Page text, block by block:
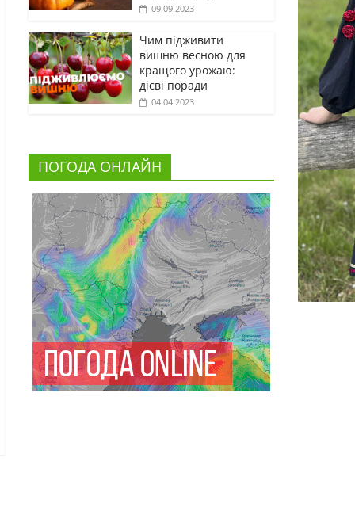
09.09.2023
Чим підживити
вишню весною для
кращого урожаю:
дієві поради
04.04.2023
ПОГОДА ОНЛАЙН